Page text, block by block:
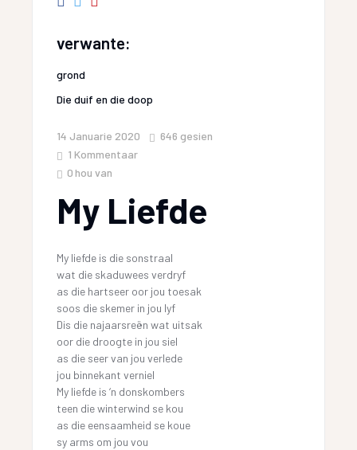
verwante:
grond
Die duif en die doop
14 Januarie 2020 646 gesien
1 Kommentaar
0 hou van
My Liefde
My liefde is die sonstraal
wat die skaduwees verdryf
as die hartseer oor jou toesak
soos die skemer in jou lyf
Dis die najaarsreën wat uitsak
oor die droogte in jou siel
as die seer van jou verlede
jou binnekant verniel
My liefde is ‘n donskombers
teen die winterwind se kou
as die eensaamheid se koue
sy arms om jou vou